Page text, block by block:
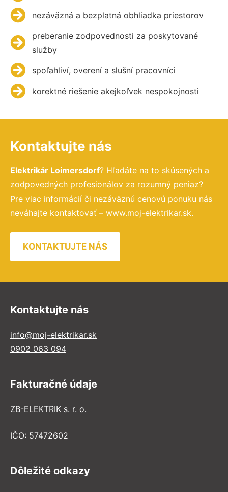
nezáväzná a bezplatná obhliadka priestorov
preberanie zodpovednosti za poskytované
služby
spoľahliví, overení a slušní pracovníci
korektné riešenie akejkoľvek nespokojnosti
Kontaktujte nás
Elektrikár Loimersdorf? Hľadáte na to skúsených a
zodpovedných profesionálov za rozumný peniaz?
Pre viac informácií či nezáväznú cenovú ponuku nás
neváhajte kontaktovať – www.moj-elektrikar.sk.
KONTAKTUJTE NÁS
Kontaktujte nás
info@moj-elektrikar.sk
0902 063 094
Fakturačné údaje
ZB-ELEKTRIK s. r. o.
IČO: 57472602
Dôležité odkazy